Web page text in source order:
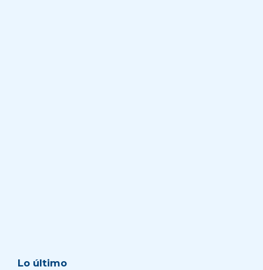
Lo último